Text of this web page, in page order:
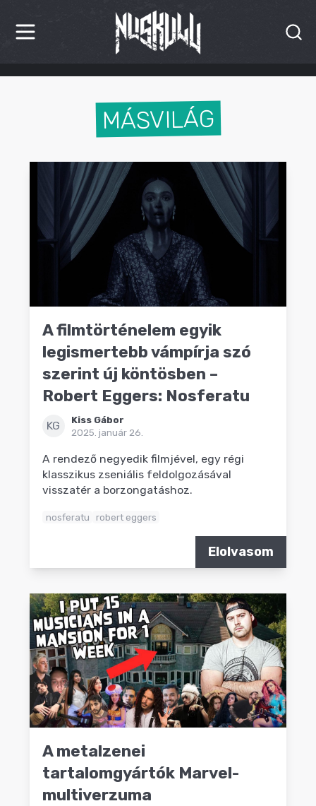
HÍREK
INTERJÚK
PREMIEREK
KULT
BLOG
MÁSVILÁG
A filmtörténelem egyik
legismertebb vámpírja szó
szerint új köntösben –
Robert Eggers: Nosferatu
KG
Kiss Gábor
2025. január 26.
A rendező negyedik filmjével, egy régi
klasszikus zseniális feldolgozásával
visszatér a borzongatáshoz.
nosferatu robert eggers
Elolvasom
A metalzenei
tartalomgyártók Marvel-
multiverzuma